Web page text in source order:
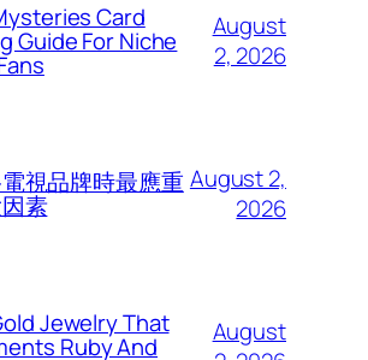
Card
Guide For Niche
August
2, 2026
視品牌時最應重
素
August 2,
2026
Jewelry That
Ruby And
August